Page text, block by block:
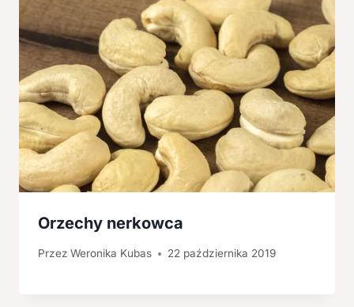
Orzechy nerkowca
Przez Weronika Kubas 22 października 2019